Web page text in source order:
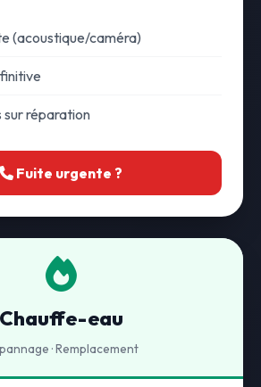
(acoustique/caméra)
sur réparation
Fuite urgente ?
Chauffe-eau
· Remplacement